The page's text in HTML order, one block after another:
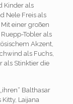
Kinder als
Nele Freis als
einer großen
Tobler als
Akzent,
als Fuchs,
als Stinktier die
Balthasar
Laijana